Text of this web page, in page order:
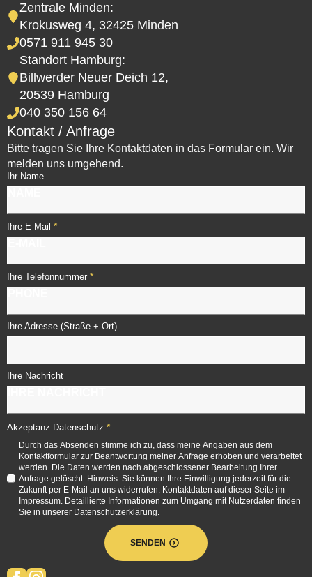
Zentrale Minden:
Krokusweg 4, 32425 Minden
0571 911 945 30
Standort Hamburg:
Billwerder Neuer Deich 12,
20539 Hamburg
040 350 156 64
Kontakt / Anfrage
Bitte tragen Sie Ihre Kontaktdaten in das Formular ein. Wir
melden uns umgehend.
Ihr Name
Ihre E-Mail *
Ihre Telefonnummer *
Ihre Adresse (Straße + Ort)
Ihre Nachricht
Akzeptanz Datenschutz *
Durch das Absenden stimme ich zu, dass meine Angaben aus dem
Kontaktformular zur Beantwortung meiner Anfrage erhoben und verarbeitet
werden. Die Daten werden nach abgeschlossener Bearbeitung Ihrer
Anfrage gelöscht. Hinweis: Sie können Ihre Einwilligung jederzeit für die
Zukunft per E-Mail an uns widerrufen. Kontaktdaten auf dieser Seite im
Impressum. Detaillierte Informationen zum Umgang mit Nutzerdaten finden
Sie in unserer Datenschutzerklärung.
SENDEN